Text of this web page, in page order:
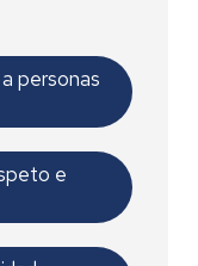
personas
e